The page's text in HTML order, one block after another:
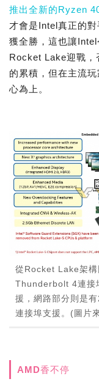
推出全新的Ryzen
才會是Intel真正的
獲全勝，這也讓
Rocket Lake迎戰，
的累積，但在主流
心為上。
從Rocket Lake架
Thunderbolt 4連接
援，網路部分則是
連接埠支援。(圖片
AMD香不停